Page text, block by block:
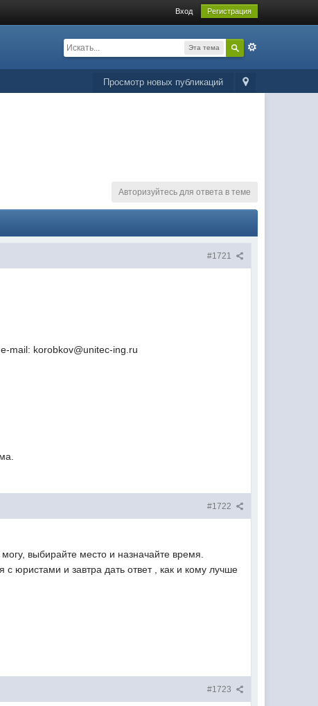
Вход Регистрация
Эта тема
Просмотр новых публикаций
Авторизуйтесь для ответа в теме
#1721
mail: korobkov@unitec-ing.ru
#1722
выбирайте место и назначайте время.
юристами и завтра дать ответ , как и кому лучше
#1723